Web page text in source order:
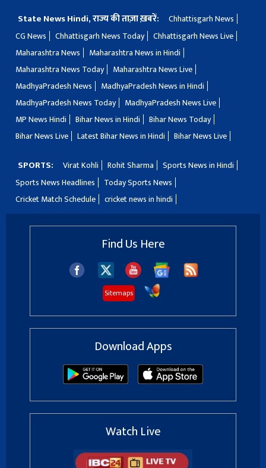
State News Hindi, राज्य की ताज़ा ख़बरें:
Chhattisgarh News
CG News
Chhattisgarh News Today
Chhattisgarh News Live
Maharashtra News
Maharashtra News in Hindi
Maharashtra News Today
Maharashtra News Live
MadhyaPradesh News
MadhyaPradesh News in Hindi
MadhyaPradesh News Today
MadhyaPradesh News Live
MP News Hindi
Bihar News in Hindi
Bihar News Today
Bihar News Live
Latest Bihar News in Hindi Bihar News Live
SPORTS: Virat Kohli Rohit Sharma
Sports News in Hindi
Sports News Headlines
Today Sports News
Cricket Match Schedule
cricket news in hindi
Find Us Here
Sitemaps
Download Apps
Watch Live